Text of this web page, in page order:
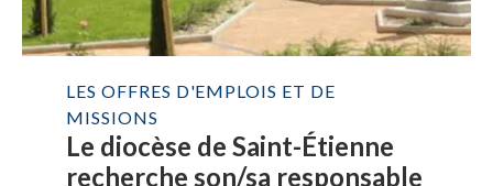
LES OFFRES D'EMPLOIS ET DE
MISSIONS
Le diocèse de Saint-Étienne
recherche son/sa responsable